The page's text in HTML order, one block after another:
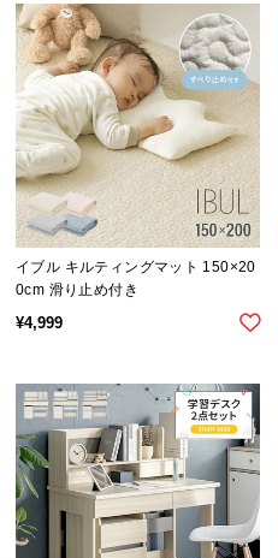
開
梱
設
置
サ
ー
ビ
ス
に
つ
い
て
搬
入
経
路
に
イブル キルティングマット 150×20
0cm 滑り止め付き
¥4,999